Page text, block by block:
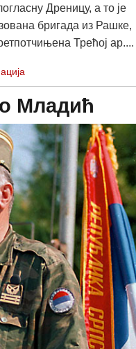
Дреницу, а то је
бригада из Рашке,
Трећој ар....
Младић